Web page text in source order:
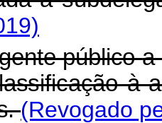
públicoa
à
(Revogado